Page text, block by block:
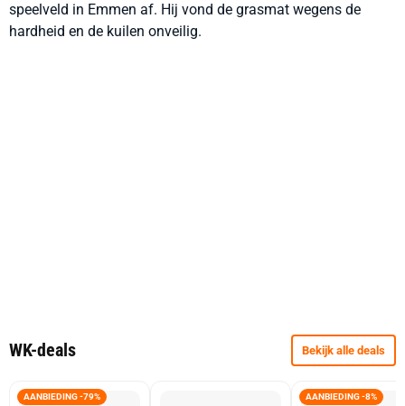
speelveld in Emmen af. Hij vond de grasmat wegens de
hardheid en de kuilen onveilig.
WK-deals Bekijk alle deals
AANBIEDING -79% AANBIEDING -8%